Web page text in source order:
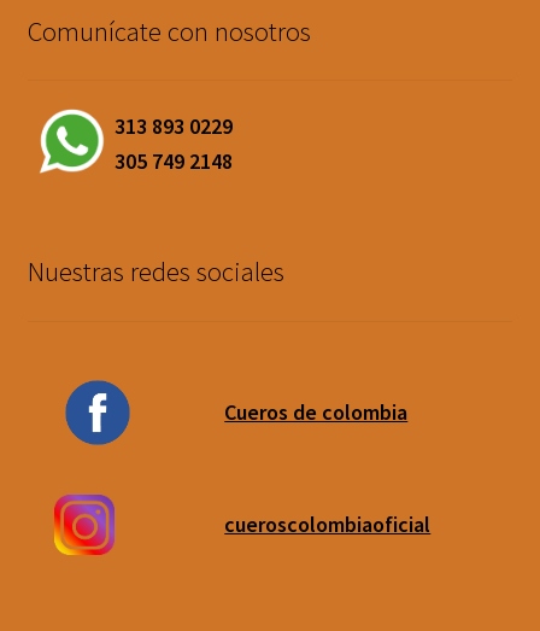
Comunícate con nosotros
313 893 0229
305 749 2148
Nuestras redes sociales
Cueros de colombia
cueroscolombiaoficial